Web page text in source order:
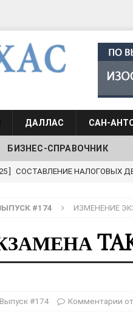
ДАЛЛАС САН-
БИЗНЕС-СПРАВОЧНИК
] СОСТАВЛЕНИЕ НАЛОГОВЫХ
САДЫ
Школа русского языка при
]
]
#174 ИЗМЕНЕНИЕ
Выпуск #174 Комментарии